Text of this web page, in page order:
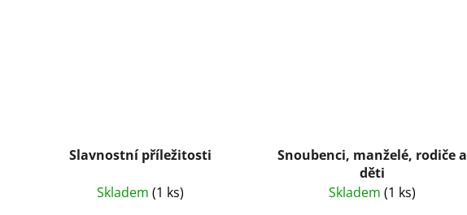
Slavnostní příležitosti
Skladem(1 ks)
Snoubenci, manželé, rodiče a
děti
Skladem (1 ks)